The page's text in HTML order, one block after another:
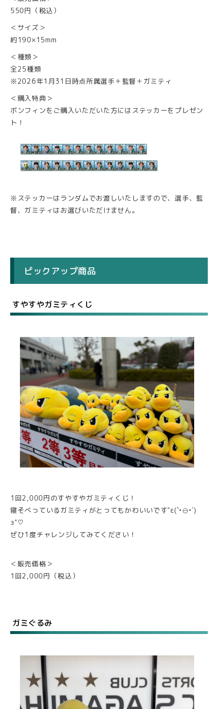
550円（税込）
＜サイズ＞
約190×15mm
＜種類＞
全25種類
※2026年1月31日時点所属選手＋監督＋ガミティ
＜購入特典＞
ボンフィンをご購入いただいた方にはステッカーをプレゼン
ト！
※ステッカーはランダムでお渡しいたしますので、選手、監
督、ガミティはお選びいただけません。
ピックアップ商品
すやすやガミティくじ
1回2,000円のすやすやガミティくじ！
寝そべっているガミティがとってもかわいいです"ε(`•⊖•´)
з"♡
ぜひ1度チャレンジしてみてください！
＜販売価格＞
1回2,000円（税込）
ガミぐるみ